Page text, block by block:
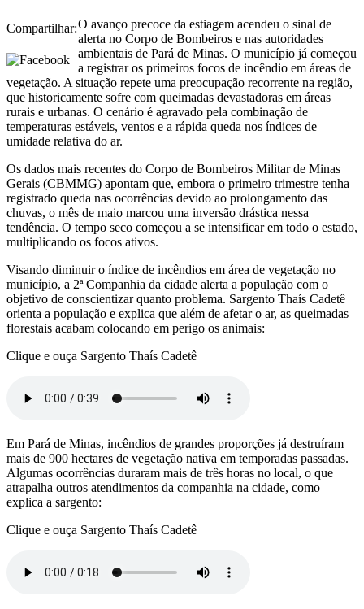
Compartilhar:O avanço precoce da estiagem acendeu o sinal de
alerta no Corpo de Bombeiros e nas autoridades
ambientais de Pará de Minas. O município já começou
a registrar os primeiros focos de incêndio em áreas de
vegetação. A situação repete uma preocupação recorrente na região,
que historicamente sofre com queimadas devastadoras em áreas
rurais e urbanas. O cenário é agravado pela combinação de
temperaturas estáveis, ventos e a rápida queda nos índices de
umidade relativa do ar.
Os dados mais recentes do Corpo de Bombeiros Militar de Minas
Gerais (CBMMG) apontam que, embora o primeiro trimestre tenha
registrado queda nas ocorrências devido ao prolongamento das
chuvas, o mês de maio marcou uma inversão drástica nessa
tendência. O tempo seco começou a se intensificar em todo o estado,
multiplicando os focos ativos.
Visando diminuir o índice de incêndios em área de vegetação no
município, a 2ª Companhia da cidade alerta a população com o
objetivo de conscientizar quanto problema. Sargento Thaís Cadetê
orienta a população e explica que além de afetar o ar, as queimadas
florestais acabam colocando em perigo os animais:
Clique e ouça Sargento Thaís Cadetê
Em Pará de Minas, incêndios de grandes proporções já destruíram
mais de 900 hectares de vegetação nativa em temporadas passadas.
Algumas ocorrências duraram mais de três horas no local, o que
atrapalha outros atendimentos da companhia na cidade, como
explica a sargento:
Clique e ouça Sargento Thaís Cadetê